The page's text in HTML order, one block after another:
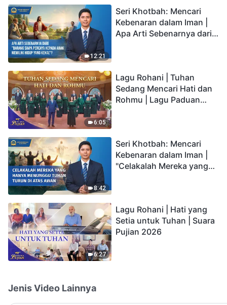
12:21
Seri Khotbah: Mencari
Kebenaran dalam Iman |
Apa Arti Sebenarnya dari
6:05
Lagu Rohani | Tuhan
Sedang Mencari Hati dan
Rohmu | Lagu Paduan
8:42
Seri Khotbah: Mencari
Kebenaran dalam Iman |
"Celakalah Mereka yang
6:27
Lagu Rohani | Hati yang
Setia untuk Tuhan | Suara
Pujian 2026
Jenis Video Lainnya